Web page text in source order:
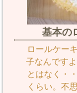
基本の
ロールケー
子なんです
とはなく・
くらい。不